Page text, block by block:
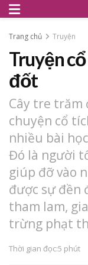
Trang chủ Truyện
Truyện
đốt
Cây tre trăm
chuyện cổ
nhiều bài
Đó là người
giúp đỡ vào
được sự đền
tham lam,
trừng phạt
Thời gian đọc:5 phút